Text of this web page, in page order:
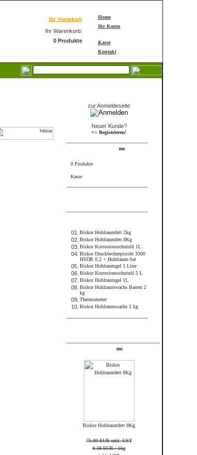
Ihr Warenkorb
Ihr Warenkorb:
0 Produkte
Home
Ihr Konto
Kasse
Kontakt
zur Anmeldeseite
Neuer Kunde?
=> Registrieren!
0 Produkte
Kasse
01. Biskor Hohlraumfett 2kg
02. Biskor Hohlraumfett 8Kg
03. Biskor Korrosionsschutzöl 1L
04. Biskor Druckbecherpistole 3300
HSDR 0.2 + Hohlraum-Set
05. Biskor Hohlraumgel 5 Liter
06. Biskor Korrosionsschutzöl 5 L
07. Biskor Hohlraumgel 1L
08. Biskor Hohlraumwachs Barren 2
kg
09. Thermometer
10. Biskor Hohlraumwachs 2 kg
Biskor Hohlraumfett 8Kg
75.00 EUR inkl. UST
9.38 EUR / 1kg